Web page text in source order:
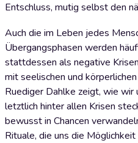
Entschluss, mutig selbst den
Auch die im Leben jedes
Übergangsphasen werden
stattdessen als negative
mit seelischen und
Ruediger Dahlke zeigt, wie
letztlich hinter allen Krisen
bewusst in Chancen
Rituale, die uns die